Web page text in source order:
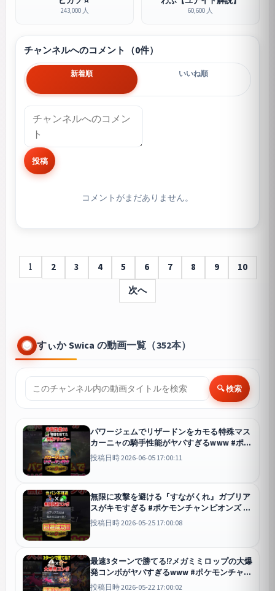
243,000 人 60,600 人
チャンネルへのコメント（0件）
新着順 いいね順
投稿
コメントがまだありません。
1 2 3 4 5 6 7 8 9
10
次へ
すぃか Swica の動画一覧（352本）
🔍 検索
パワージェムでリザードンをカモる特殊マス
カーニャの騎手性能がヤバすぎるwww #ポケ
モンチャンピオンズ #ポケモン
投稿日時 2026-06-05 17:00:11
無限に攻撃を避ける『すながくれ』ガブリア
スがキモすぎる #ポケモンチャンピオンズ #
ポケモン
チャンピオンズ
投稿日時 2026-05-25 17:00:08
最速3ターンで勝てる⁉︎メガミミロップの大爆
発コンボがヤバすぎるwww #ポケモンチャン
ピオンズ #ポケモン
チャンピオンズ
投稿日時 2026-05-22 17:00:02